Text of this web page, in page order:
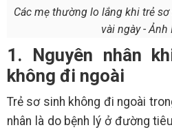
Các mẹ thường lo lắng khi trẻ
vài ngày - Ảnh
1. Nguyên nhân
không đi ngoài
Trẻ sơ sinh không đi ngoài
nhân là do bệnh lý ở đường